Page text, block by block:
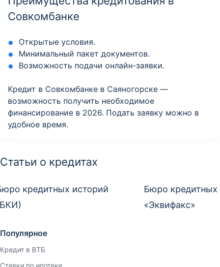
Совкомбанке
Открытые условия.
Минимальный пакет документов.
Возможность подачи онлайн-заявки.
Кредит в Совкомбанке в Саяногорске —
возможность получить необходимое
финансирование в 2026. Подать заявку можно в
удобное время.
Статьи о кредитах
кредитных историй
Бюро кредитных
«Эквифакс»
Популярное
Кредит в ВТБ
Ставки по ипотеке